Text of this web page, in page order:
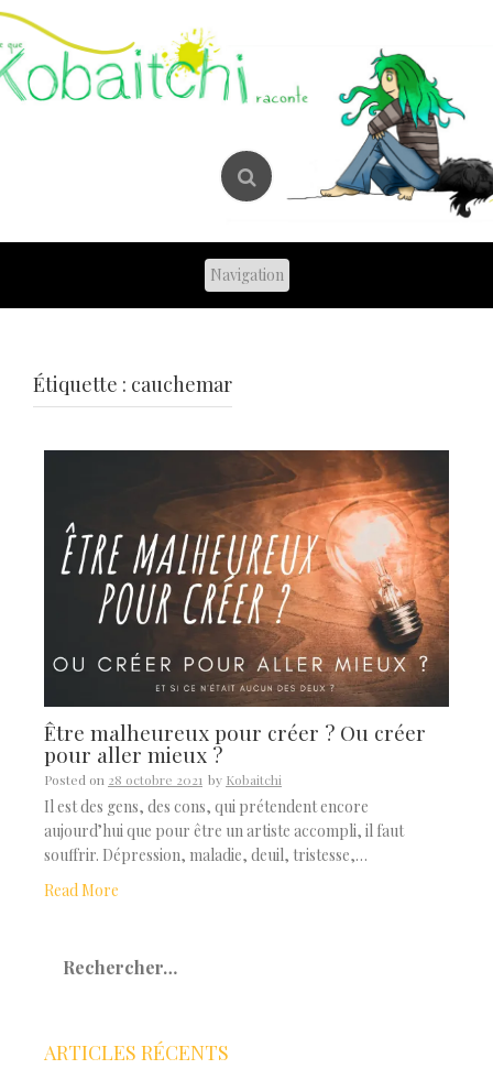
Skip
content
Étiquette : cauchemar
Être malheureux pour créer ? Ou créer
pour aller mieux ?
Posted on 28 octobre 2021 by Kobaitchi
Il est des gens, des cons, qui prétendent encore
aujourd’hui que pour être un artiste accompli, il faut
souffrir. Dépression, maladie, deuil, tristesse,…
Read More
ARTICLES RÉCENTS